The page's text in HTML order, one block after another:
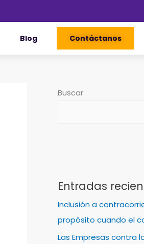
Blog Contáctanos
Buscar
Entradas
Inclusión a
propósito cuando el
Las Empresas contra